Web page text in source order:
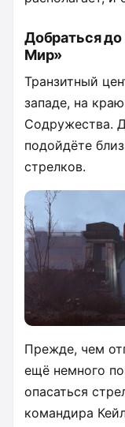
Добраться до
Мир»
Транзитный
западе, на
Содружества.
подойдёте
стрелков.
Прежде, чем
ещё немного
опасаться
командира